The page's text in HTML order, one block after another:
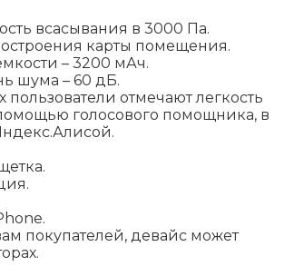
всасывания в 3000 Па.
карты помещения.
– 3200 мАч.
шума – 60 дБ.
пользователи отмечают легкость
голосового помощника, в
покупателей, девайс может